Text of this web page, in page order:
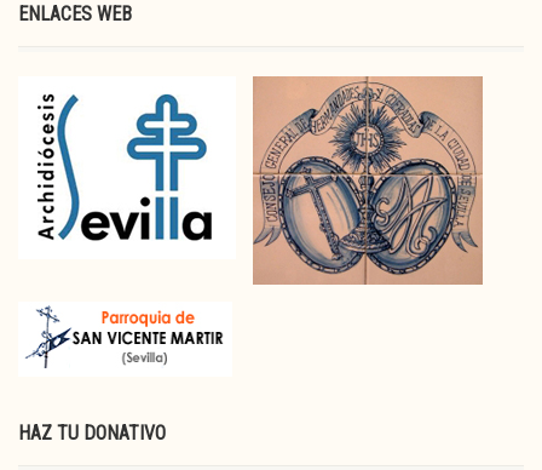
ENLACES WEB
HAZ TU DONATIVO